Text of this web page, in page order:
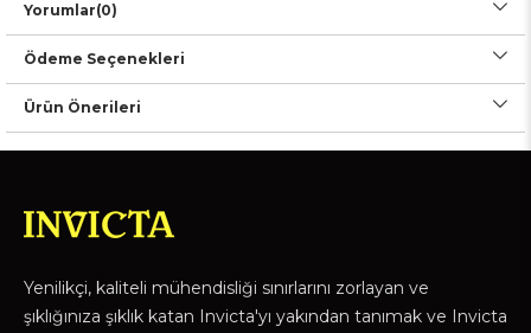
Yorumlar(0)
Ödeme Seçenekleri
Ürün Önerileri
Yenilikçi, kaliteli mühendisliği sınırlarını zorlayan ve
şıklığınıza şıklık katan Invicta'yı yakından tanımak ve Invicta